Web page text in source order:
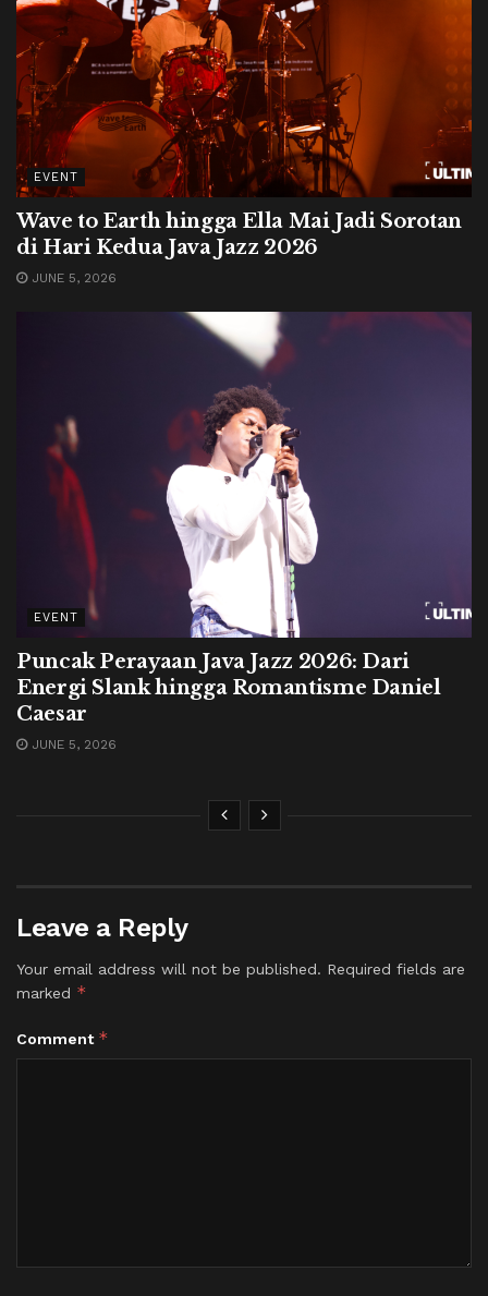
EVENT
Wave to Earth hingga Ella Mai Jadi Sorotan
di Hari Kedua Java Jazz 2026
JUNE 5, 2026
EVENT
Puncak Perayaan Java Jazz 2026: Dari
Energi Slank hingga Romantisme Daniel
Caesar
JUNE 5, 2026
Leave a Reply
Your email address will not be published. Required fields are
marked *
Comment *